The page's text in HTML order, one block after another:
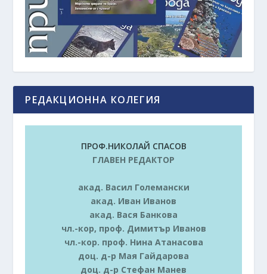
РЕДАКЦИОННА КОЛЕГИЯ
ПРОФ.НИКОЛАЙ СПАСОВ
ГЛАВЕН РЕДАКТОР
акад. Васил Големански
акад. Иван Иванов
акад. Вася Банкова
чл.-кор, проф. Димитър Иванов
чл.-кор. проф. Нина Атанасова
доц. д-р Мая Гайдарова
доц. д-р Стефан Манев